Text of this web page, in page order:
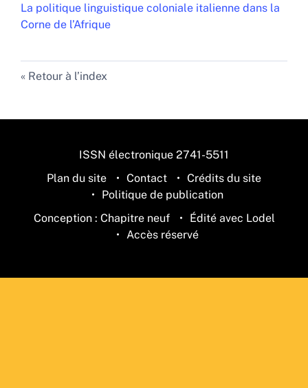
La politique linguistique coloniale italienne dans la
Corne de l’Afrique
Retour à l’index
ISSN électronique 2741-5511
Plan du site
Contact
Crédits du site
Politique de publication
Conception : Chapitre neuf
Édité avec Lodel
Accès réservé